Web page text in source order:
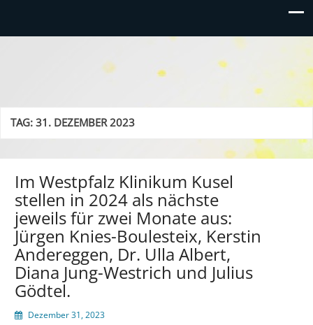
TAG:31. DEZEMBER 2023
Im Westpfalz Klinikum Kusel
stellen in 2024 als nächste
jeweils für zwei Monate aus:
Jürgen Knies-Boulesteix, Kerstin
Andereggen, Dr. Ulla Albert,
Diana Jung-Westrich und Julius
Gödtel.
Dezember 31, 2023